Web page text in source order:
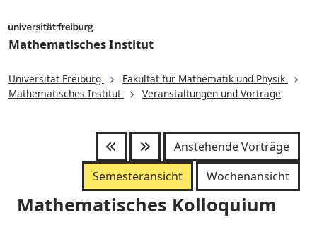
Mathematisches Institut
Universität Freiburg
Fakultät für Mathematik und Physik
Mathematisches Institut
Veranstaltungen und Vorträge
Anstehende Vorträge
Semesteransicht
Wochenansicht
Mathematisches Kolloquium